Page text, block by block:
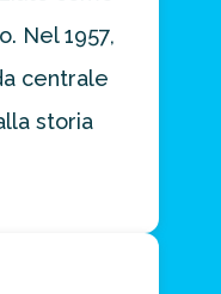
Nel 1957,
centrale
storia